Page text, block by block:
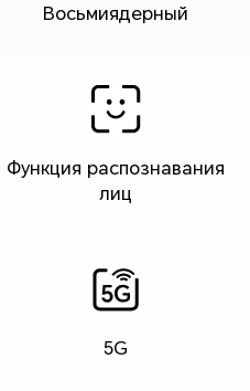
Восьмиядерный
Функция распознавания
лиц
5G